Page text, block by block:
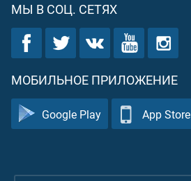
МЫ В СОЦ. СЕТЯХ
МОБИЛЬНОЕ ПРИЛОЖЕНИЕ
Google Play App Store